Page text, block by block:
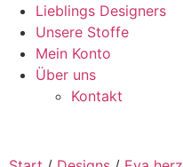
Lieblings Designers
Unsere Stoffe
Mein Konto
Über uns
Kontakt